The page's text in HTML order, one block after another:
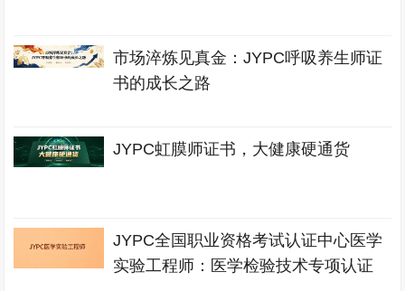
市场淬炼见真金：JYPC呼吸养生师证
书的成长之路
JYPC虹膜师证书，大健康硬通货
JYPC全国职业资格考试认证中心医学
实验工程师：医学检验技术专项认证